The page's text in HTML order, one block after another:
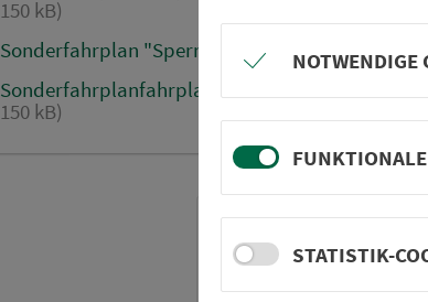
150 kB)
Sonderfahrplan "Sperre Tillypark", gültig ab
Sonderfahrplanfahrplan "Bau Breslauer Straße
150 kB)
NOTWENDIGE
STATISTIK-